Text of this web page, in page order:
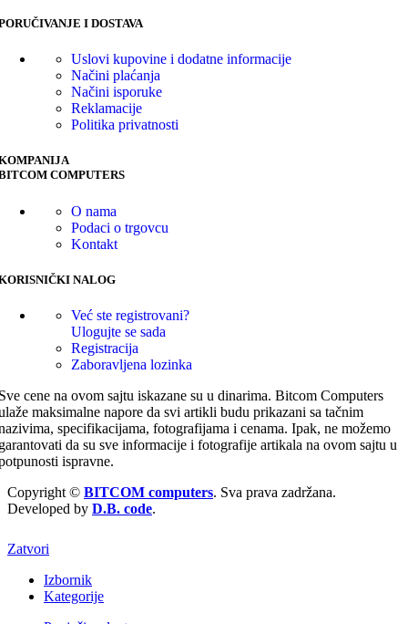
I DOSTAVA
Uslovi kupovine i dodatne informacije
Načini plaćanja
Načini isporuke
Reklamacije
Politika privatnosti
COMPUTERS
O nama
Podaci o trgovcu
Kontakt
NALOG
Već ste registrovani?
Ulogujte se sada
Registracija
Zaboravljena lozinka
cene na ovom sajtu iskazane su u dinarima. Bitcom Computers
maksimalne napore da svi artikli budu prikazani sa tačnim
specifikacijama, fotografijama i cenama. Ipak, ne možemo
da su sve informacije i fotografije artikala na ovom sajtu u
ispravne.
Copyright © BITCOM computers. Sva prava zadržana.
Developed by D.B. code.
Zatvori
Izbornik
Kategorije